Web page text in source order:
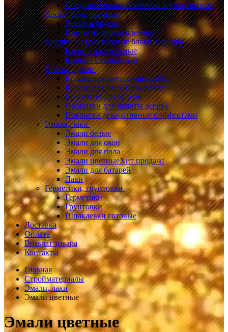
Соединительные элементы и уплотнители
Доски, брус, вагонка
Доски и брусья
Плиты из дерева клееные
Кирпич и строительные блокиНовинка
Блоки строительные
Кирпич силикатный
Краски, декор
Краски для внутренних работ
Краски для наружных работ
Красители для красок
Пропитки для защиты дерева
Покрытия декоративные с эффектами
Эмали, лаки
Эмали белые
Эмали для окон
Эмали для пола
Эмали цветныеХит продаж!
Эмали для батарей
Лаки
Герметики, грунтовки
Герметики
Грунтовки
Шпаклевки готовые
Доставка
Оплата
Возврат товара
Контакты
Главная
Стройматериалы
Эмали, лаки
Эмали цветные
Эмали цветные